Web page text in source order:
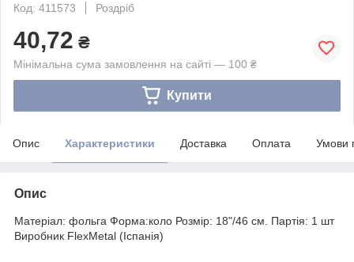
Код: 411573
Роздріб
40,72 ₴
Мінімальна сума замовлення на сайті — 100 ₴
Купити
Опис Характеристики Доставка Оплата Умови
Опис
Матеріал: фольга Форма:коло Розмір: 18"/46 см. Партія: 1 шт
Виробник FlexMetal (Іспанія)